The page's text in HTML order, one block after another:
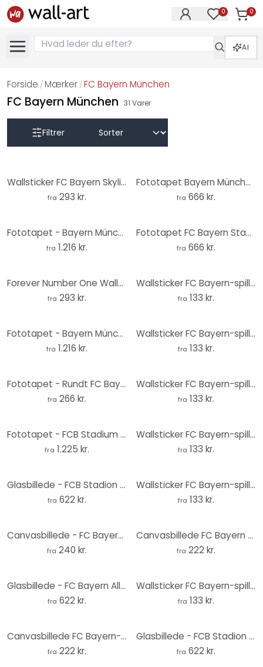
0 0
Varer
AI
Forside / Mærker /FC Bayern München
FC Bayern München 31 Varer
Filtrer
Wallsticker FC Bayern Skyline - München mit Logo fa
fra 293 kr.
Fototapet Bayern München Stadion Choreo Pack Ma
fra 666 kr.
Fototapet - Bayern München Stadion Choreo Immer Weiter
fra 1.216 kr.
Fototapet FC Bayern Stadion Choreo om dagen
fra 666 kr.
Forever Number One Wallsticker
fra 293 kr.
Wallsticker FC Bayern-spiller Harry Kane 2025/26
fra 133 kr.
Fototapet - Bayern München Allianz Arena
fra 1.216 kr.
Wallsticker FC Bayern-spiller Michael Olise 2025/26
fra 133 kr.
Fototapet - Rundt FC Bayern Stadion Choreo om dagen - vliesetapet/selvklæbende non-woven tapet
fra 266 kr.
Wallsticker FC Bayern-spiller Manuel Neuer 2025/26
fra 133 kr.
Fototapet - FCB Stadium Red White
fra 1.225 kr.
Wallsticker FC Bayern-spiller Jamal Musiala 2025/26
fra 133 kr.
Glasbillede - FCB Stadion By Night
fra 622 kr.
Wallsticker FC Bayern-spiller Luis Diaz 2025/26
fra 133 kr.
Canvasbillede - FC Bayern Allianz Arena
fra 240 kr.
Canvasbillede FC Bayern holdbillede 2025/26
fra 222 kr.
Glasbillede - FC Bayern Allianz Arena
fra 622 kr.
Wallsticker FC Bayern-spiller Joshua Kimmich 2025/26
fra 133 kr.
Canvasbillede FC Bayern-spiller Michael Olise 2025/26
fra 222 kr.
Glasbillede - FCB Stadion Red White
fra 622 kr.